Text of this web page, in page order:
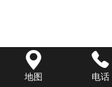

地图

电话